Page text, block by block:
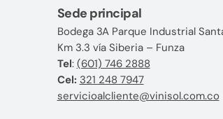
Sede principal
Bodega 3A Parque Industrial
Km 3.3 vía Siberia – Funza
Tel: (601) 746 2888
Cel: 321 248 7947
servicioalcliente@vinisol.com.co